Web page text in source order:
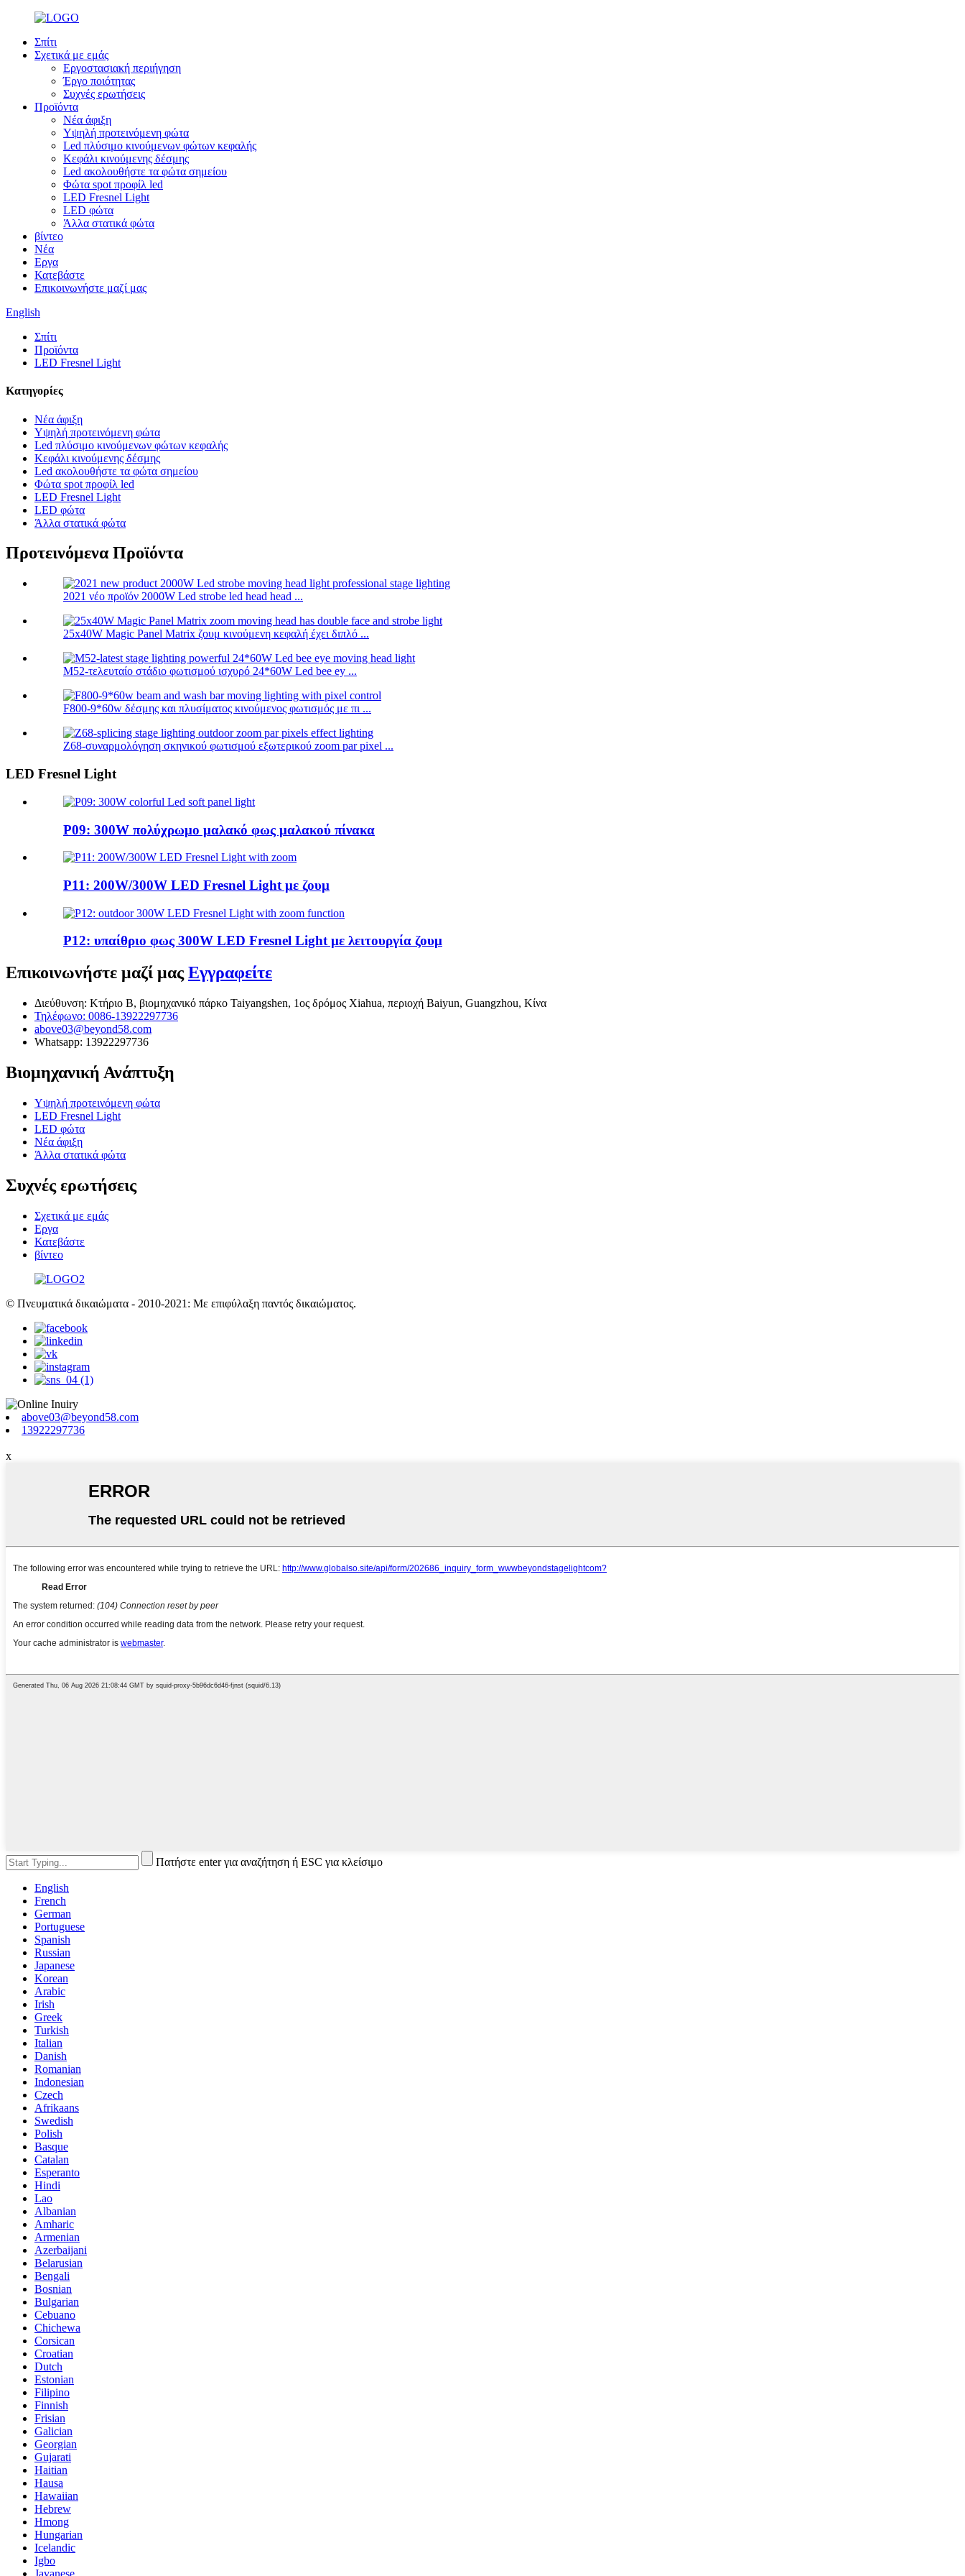
Σπίτι
Σχετικά με εμάς
Εργοστασιακή περιήγηση
Έργο ποιότητας
Συχνές ερωτήσεις
Προϊόντα
Νέα άφιξη
Υψηλή προτεινόμενη φώτα
Led πλύσιμο κινούμενων φώτων κεφαλής
Κεφάλι κινούμενης δέσμης
Led ακολουθήστε τα φώτα σημείου
Φώτα spot προφίλ led
LED Fresnel Light
LED φώτα
Άλλα στατικά φώτα
βίντεο
Νέα
Εργα
Κατεβάστε
Επικοινωνήστε μαζί μας
English
Σπίτι
Προϊόντα
LED Fresnel Light
Κατηγορίες
Νέα άφιξη
Υψηλή προτεινόμενη φώτα
Led πλύσιμο κινούμενων φώτων κεφαλής
Κεφάλι κινούμενης δέσμης
Led ακολουθήστε τα φώτα σημείου
Φώτα spot προφίλ led
LED Fresnel Light
LED φώτα
Άλλα στατικά φώτα
Προτεινόμενα Προϊόντα
2021 νέο προϊόν 2000W Led strobe led head head ...
25x40W Magic Panel Matrix ζουμ κινούμενη κεφαλή έχει διπλό ...
M52-τελευταίο στάδιο φωτισμού ισχυρό 24*60W Led bee ey ...
F800-9*60w δέσμης και πλυσίματος κινούμενος φωτισμός με πι ...
Z68-συναρμολόγηση σκηνικού φωτισμού εξωτερικού zoom par pixel ...
LED Fresnel Light
P09: 300W πολύχρωμο μαλακό φως μαλακού πίνακα
P11: 200W/300W LED Fresnel Light με ζουμ
P12: υπαίθριο φως 300W LED Fresnel Light με λειτουργία ζουμ
Επικοινωνήστε μαζί μας Εγγραφείτε
Διεύθυνση: Κτήριο Β, βιομηχανικό πάρκο Taiyangshen, 1ος δρόμος Xiahua, περιοχή Baiyun, Guangzhou, Κίνα
Τηλέφωνο: 0086-13922297736
above03@beyond58.com
Whatsapp: 13922297736
Βιομηχανική Ανάπτυξη
Υψηλή προτεινόμενη φώτα
LED Fresnel Light
LED φώτα
Νέα άφιξη
Άλλα στατικά φώτα
Συχνές ερωτήσεις
Σχετικά με εμάς
Εργα
Κατεβάστε
βίντεο
© Πνευματικά δικαιώματα - 2010-2021: Με επιφύλαξη παντός δικαιώματος.
above03@beyond58.com
13922297736
x
Πατήστε enter για αναζήτηση ή ESC για κλείσιμο
English
French
German
Portuguese
Spanish
Russian
Japanese
Korean
Arabic
Irish
Greek
Turkish
Italian
Danish
Romanian
Indonesian
Czech
Afrikaans
Swedish
Polish
Basque
Catalan
Esperanto
Hindi
Lao
Albanian
Amharic
Armenian
Azerbaijani
Belarusian
Bengali
Bosnian
Bulgarian
Cebuano
Chichewa
Corsican
Croatian
Dutch
Estonian
Filipino
Finnish
Frisian
Galician
Georgian
Gujarati
Haitian
Hausa
Hawaiian
Hebrew
Hmong
Hungarian
Icelandic
Igbo
Javanese